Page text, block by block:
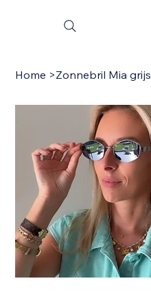
Home >Zonnebril Mia grijs